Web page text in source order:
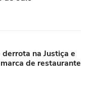
na Justiça e
de restaurante